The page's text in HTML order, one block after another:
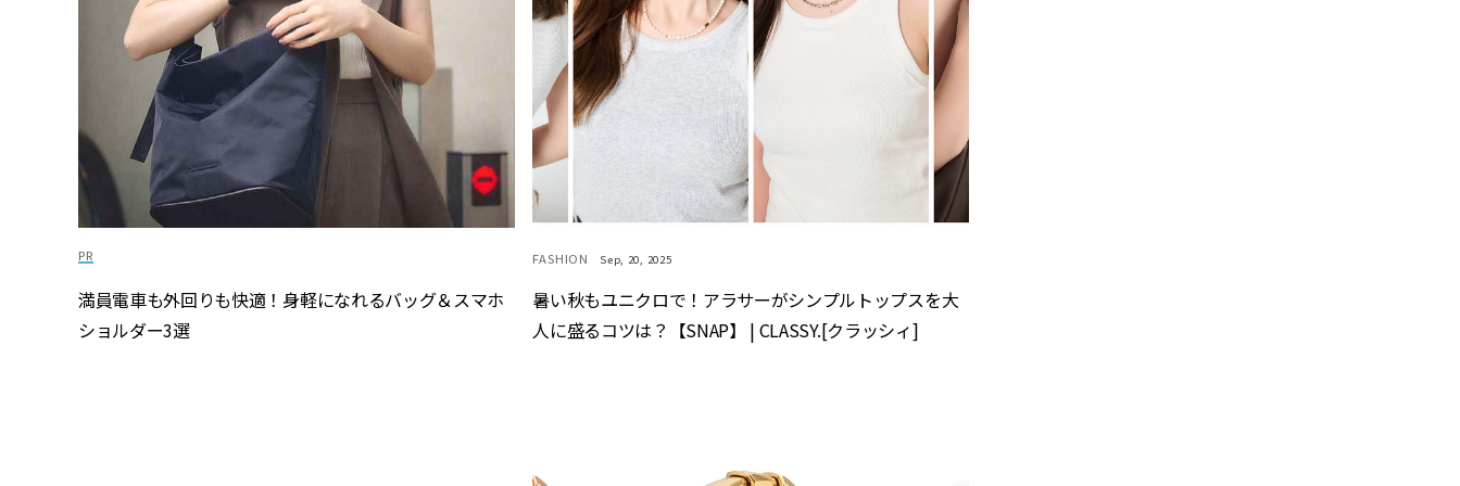
満員電車も外回りも快適！身軽になれるバッグ＆スマホ
ショルダー3選
FASHION Sep, 20, 2025
暑い秋もユニクロで！アラサーがシンプルトップスを大
人に盛るコツは？【SNAP】 | CLASSY.[クラッシィ]